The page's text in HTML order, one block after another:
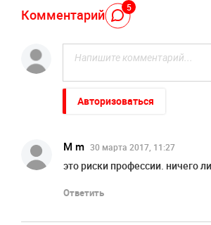
Комментарий 5
Авторизоваться
M m 30 марта 2017, 11:27
это риски профессии. ничего
Ответить